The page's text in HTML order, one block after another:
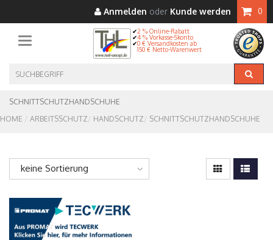
Anmelden oder Kunde werden 0
Toggle navigation
2 % Online-Rabatt
4 % Vorkasse-Skonto
0 € Versandkosten ab
150 € Netto-Warenwert
SCHNITTSCHUTZHANDSCHUHE
HOME
ARBEITSSCHUTZ HANDSCHUTZ SCHNITTSCHUTZHANDSCHUHE
keine Sortierung